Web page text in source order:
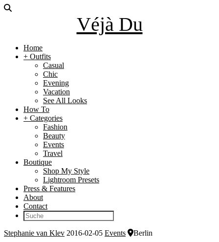
Véjà Du
Home
+ Outfits
Casual
Chic
Evening
Vacation
See All Looks
How To
+ Categories
Fashion
Beauty
Events
Travel
Boutique
Shop My Style
Lightroom Presets
Press & Features
About
Contact
Stephanie van Klev 2016-02-05 Events Berlin